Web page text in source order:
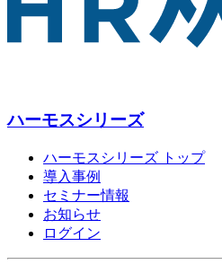
ハーモスシリーズ
ハーモスシリーズ トップ
導入事例
セミナー情報
お知らせ
ログイン